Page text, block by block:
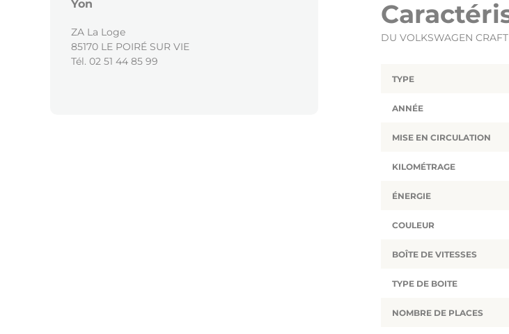
Yon
ZA La Loge
85170 LE POIRÉ SUR VIE
Tél. 02 51 44 85 99
DU VOLKSWAGEN
TYPE
ANNÉE
MISE EN CIRCULATION
KILOMÉTRAGE
ÉNERGIE
COULEUR
BOÎTE DE VITESSES
TYPE DE BOITE
NOMBRE DE PLACES